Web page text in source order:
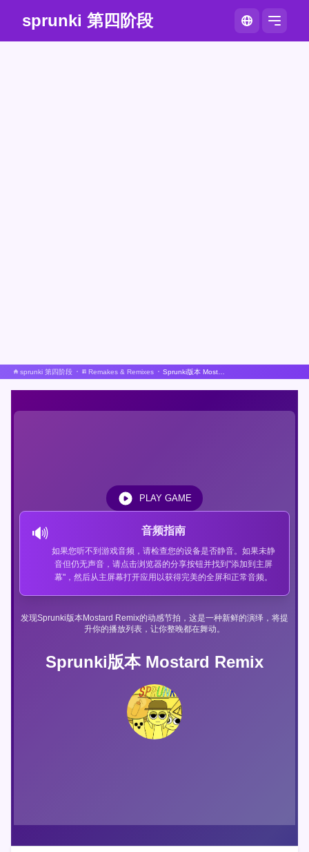
sprunki 第四阶段
sprunki 第四阶段 Remakes & Remixes
Sprunki版本 Mostard Remix
发现Sprunki版本Mostard Remix的动感节拍，这是一种新鲜的演绎，将提
升你的播放列表，让你整晚都在舞动。
🔊 音频指南
如果您听不到游戏音频，请检查您的设备是否静音。如果未静
音但仍无声音，请点击浏览器的分享按钮并找到"添加到主屏
幕"，然后从主屏幕打开应用以获得完美的全屏和正常音频。
PLAY GAME